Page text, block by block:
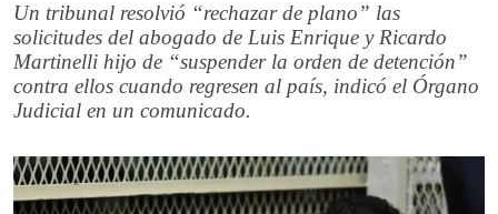
Un tribunal resolvió “rechazar de plano” las
solicitudes del abogado de Luis Enrique y Ricardo
Martinelli hijo de “suspender la orden de detención”
contra ellos cuando regresen al país, indicó el Órgano
Judicial en un comunicado.